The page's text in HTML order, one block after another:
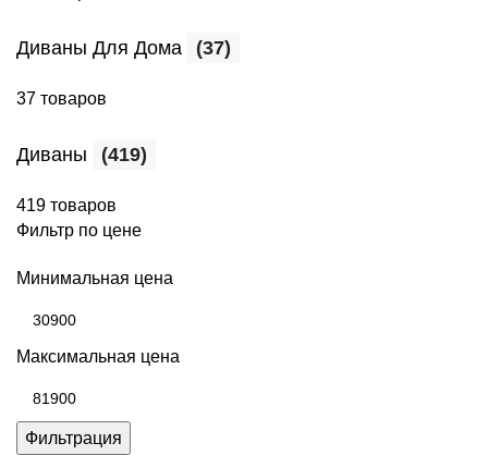
Диваны Для Дома (37)
37 товаров
Диваны (419)
419 товаров
Фильтр по цене
Минимальная цена
Максимальная цена
Фильтрация